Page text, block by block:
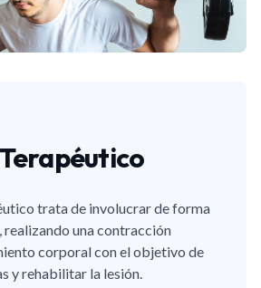
trata de involucrar de forma
realizando una contracción
corporal con el objetivo de
y rehabilitar la lesión.